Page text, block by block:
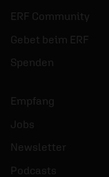
ERF Community
Gebet beim ERF
Spenden
Empfang
Jobs
Newsletter
Podcasts